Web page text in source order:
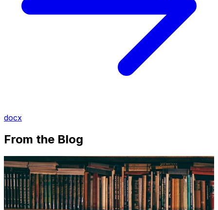
docx
From the Blog